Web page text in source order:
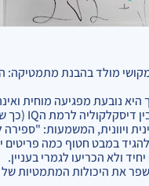
מולד בהבנת
נובעת מפגיעה מוחית
במבט חטוף כמה
ולא הכריעו לגמרי בעניין.
את היכולות המתמטיות